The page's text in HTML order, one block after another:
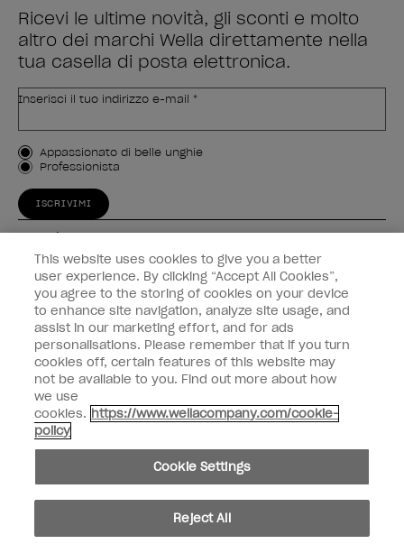
Ricevi le ultime novità, gli sconti e molto
altro dei marchi Wella direttamente nella
tua casella di posta elettronica.
Inserisci il tuo indirizzo e-mail *
Tipo di cliente
Appassionato di belle unghie
Professionista
ISCRIVIMI
Esperienza
Collegati
Informazioni sul cliente
instagramfacebook
Non condividiamo né vendiamo le informazioni personali
Legge californiana sulla trasparenza nelle catene di fornitura
© Copyright 2024, Wella Operations US LLC, Tutti i diritti riservati.
This website uses cookies to give you a better
user experience. By clicking “Accept All Cookies”,
you agree to the storing of cookies on your device
to enhance site navigation, analyze site usage, and
assist in our marketing effort, and for ads
personalisations. Please remember that if you turn
cookies off, certain features of this website may
not be available to you. Find out more about how
we use
cookies. https://www.wellacompany.com/cookie-
policy
Cookie Settings
Reject All